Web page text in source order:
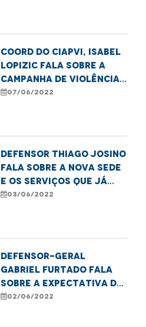
Coord do CIAPVI, Isabel
Lopizic fala sobre a
Campanha de Violência
contra os idosos
07/06/2022
Defensor Thiago Josino
fala sobre a nova sede
e os serviços que já
estão em
03/06/2022
Defensor-geral
Gabriel Furtado fala
sobre a expectativa do
trabalho e ações da
02/06/2022